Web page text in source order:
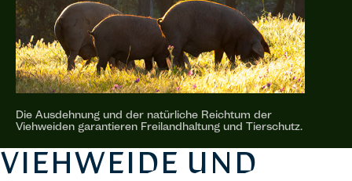
Die Ausdehnung und der natürliche Reichtum der
Viehweiden garantieren Freilandhaltung und Tierschutz.
VIEHWEIDE UND